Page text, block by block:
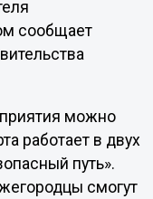
сообщает
можно
работает в двух
путь».
смогут